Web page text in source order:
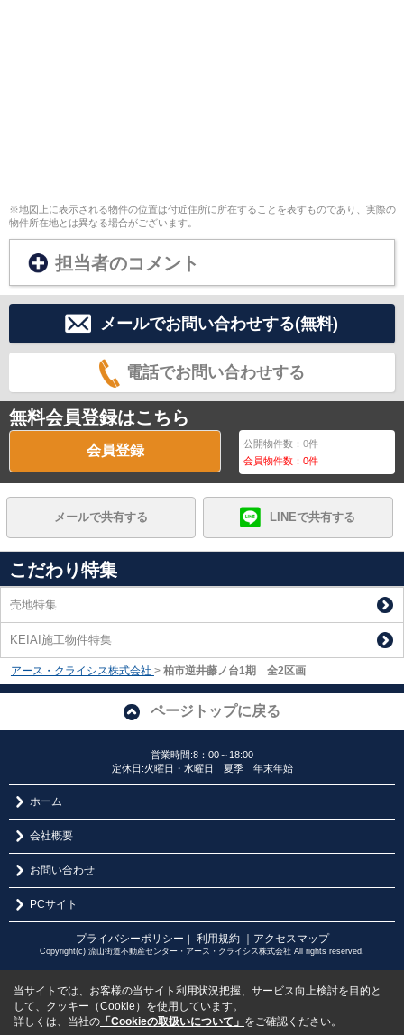
※地図上に表示される物件の位置は付近住所に所在することを表すものであり、実際の
物件所在地とは異なる場合がございます。
担当者のコメント
メールでお問い合わせする(無料)
電話でお問い合わせする
無料会員登録はこちら
会員登録 公開物件数：0件
会員物件数：0件
メールで共有する LINEで共有する
こだわり特集
売地特集
KEIAI施工物件特集
アース・クライシス株式会社 > 柏市逆井藤ノ台1期 全2区画
ページトップに戻る
営業時間:8：00～18:00
定休日:火曜日・水曜日 夏季 年末年始
ホーム
会社概要
お問い合わせ
PCサイト
プライバシーポリシー ｜ 利用規約 ｜アクセスマップ
Copyright(c) 流山街道不動産センター・アース・クライシス株式会社 All rights reserved.
当サイトでは、お客様の当サイト利用状況把握、サービス向上検討を目的と
して、クッキー（Cookie）を使用しています。
詳しくは、当社の 「Cookieの取扱いについて」 をご確認ください。